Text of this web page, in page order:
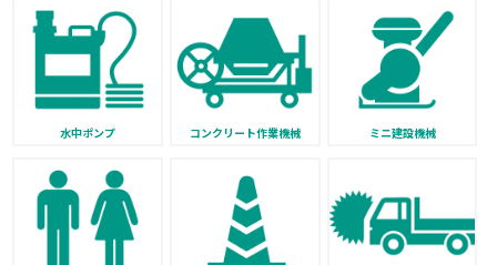
水中ポンプ コンクリート作業機械 ミニ建設機械